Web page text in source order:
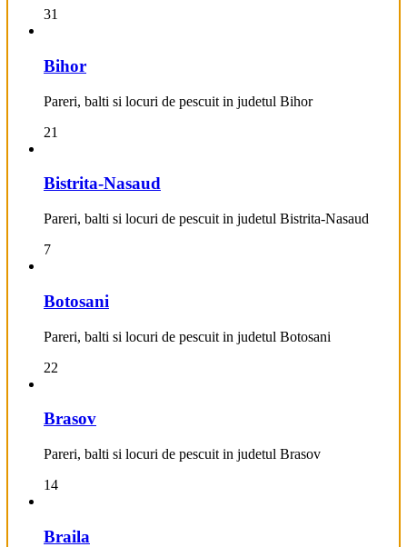
31
Bihor
Pareri, balti si locuri de pescuit in judetul Bihor
21
Bistrita-Nasaud
Pareri, balti si locuri de pescuit in judetul Bistrita-Nasaud
7
Botosani
Pareri, balti si locuri de pescuit in judetul Botosani
22
Brasov
Pareri, balti si locuri de pescuit in judetul Brasov
14
Braila